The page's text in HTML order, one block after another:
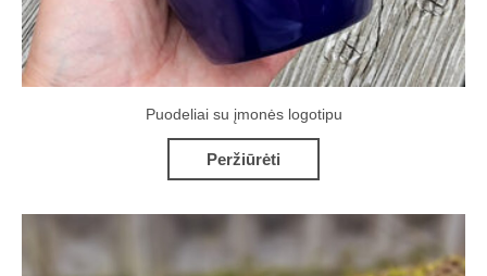
Puodeliai su įmonės logotipu
Peržiūrėti